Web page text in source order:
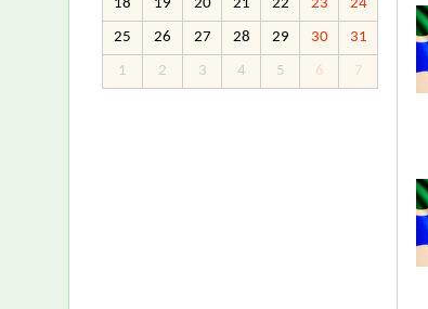
18 19 20 21 22 23 24
25 26 27 28 29 30 31
1 2 3 4 5 6 7